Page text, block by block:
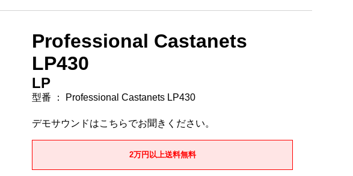
Professional Castanets
LP430
LP
型番 ： Professional Castanets LP430
デモサウンドはこちらでお聞きください。
2万円以上送料無料